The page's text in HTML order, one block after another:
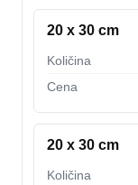
20 x 30 cm
Količina
Cena
20 x 30 cm
Količina